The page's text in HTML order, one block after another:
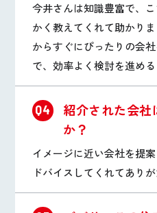
今井さんは知識豊富で、
かく教えてくれて助かり
からすぐにぴったりの会
で、効率よく検討を進める
Q4
紹介された会社
か？
イメージに近い会社を提
ドバイスしてくれてありが